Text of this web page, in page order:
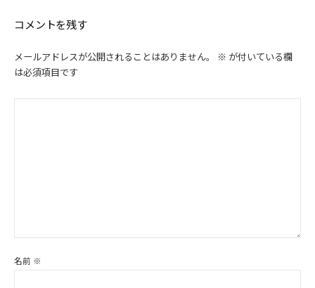
ン
コメントを残す
メールアドレスが公開されることはありません。 ※ が付いている欄
は必須項目です
名前 ※